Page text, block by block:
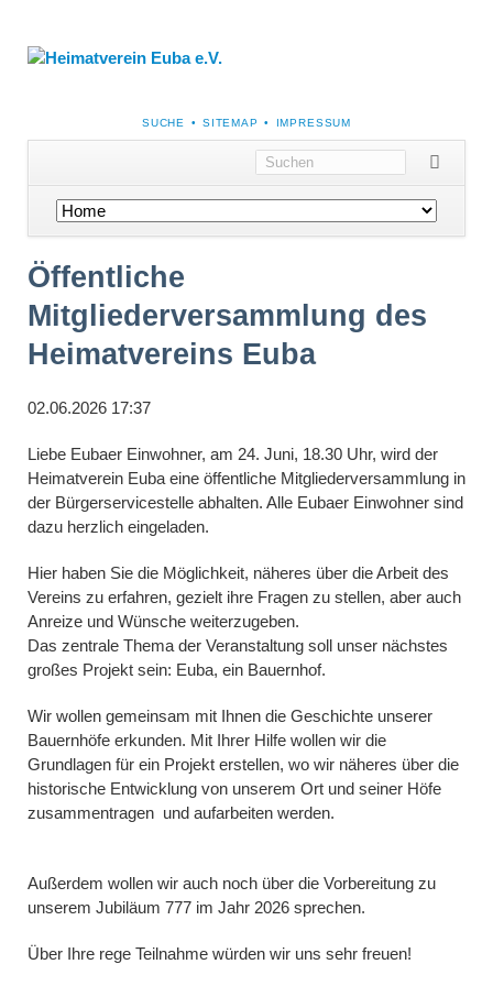
NAVIGATION
ÜBERSPRINGEN
SUCHE SITEMAP IMPRESSUM
Navigation
überspringen
Öffentliche
Mitgliederversammlung des
Heimatvereins Euba
02.06.2026 17:37
Liebe Eubaer Einwohner, am 24. Juni, 18.30 Uhr, wird der
Heimatverein Euba eine öffentliche Mitgliederversammlung in
der Bürgerservicestelle abhalten. Alle Eubaer Einwohner sind
dazu herzlich eingeladen.
Hier haben Sie die Möglichkeit, näheres über die Arbeit des
Vereins zu erfahren, gezielt ihre Fragen zu stellen, aber auch
Anreize und Wünsche weiterzugeben.
Das zentrale Thema der Veranstaltung soll unser nächstes
großes Projekt sein: Euba, ein Bauernhof.
Wir wollen gemeinsam mit Ihnen die Geschichte unserer
Bauernhöfe erkunden. Mit Ihrer Hilfe wollen wir die
Grundlagen für ein Projekt erstellen, wo wir näheres über die
historische Entwicklung von unserem Ort und seiner Höfe
zusammentragen und aufarbeiten werden.
Außerdem wollen wir auch noch über die Vorbereitung zu
unserem Jubiläum 777 im Jahr 2026 sprechen.
Über Ihre rege Teilnahme würden wir uns sehr freuen!